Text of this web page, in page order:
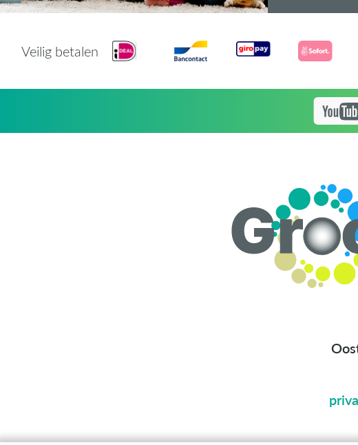
Veilig betalen